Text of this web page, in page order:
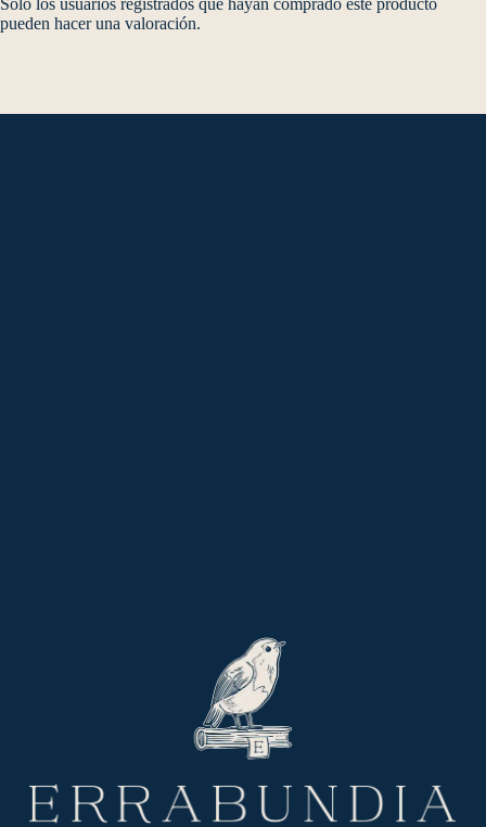
Solo los usuarios registrados que hayan comprado este producto
pueden hacer una valoración.